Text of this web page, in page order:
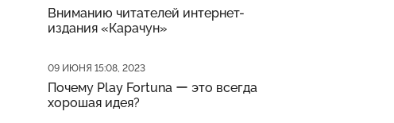
Вниманию читателей интернет-
издания «Карачун»
Дата публикации
09 ИЮНЯ 15:08, 2023
Почему Play Fortuna ー это всегда
хорошая идея?